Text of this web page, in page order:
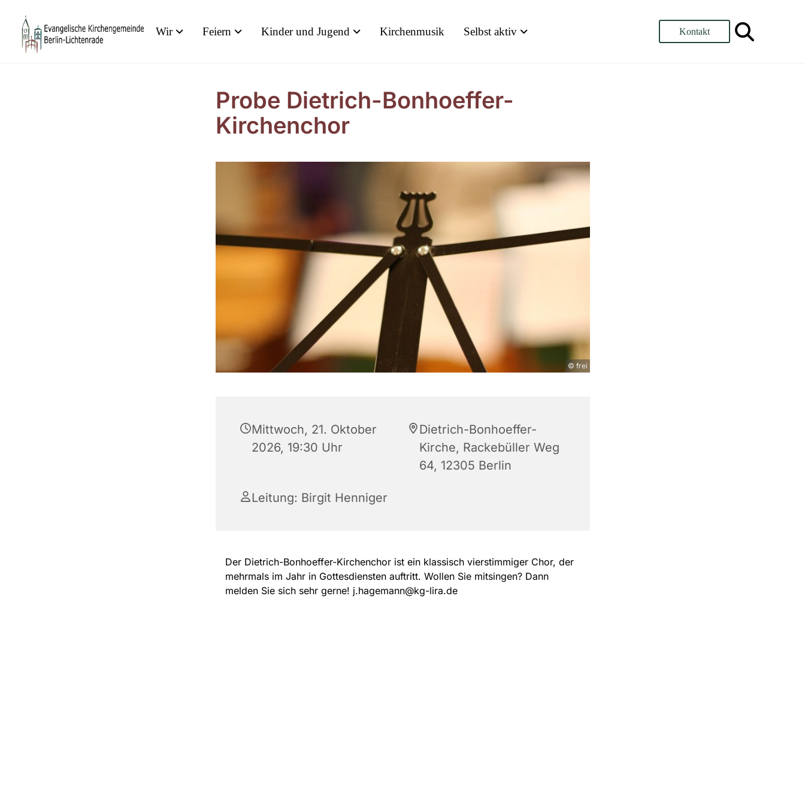
Wir Feiern Kinder und Jugend Kirchenmusik Selbst aktiv Kontakt
Probe Dietrich-Bonhoeffer-
Kirchenchor
© frei
Mittwoch, 21. Oktober
2026, 19:30 Uhr
Dietrich-Bonhoeffer-
Kirche, Rackebüller Weg
64, 12305 Berlin
Leitung: Birgit Henniger
Der Dietrich-Bonhoeffer-Kirchenchor ist ein klassisch vierstimmiger Chor, der
mehrmals im Jahr in Gottesdiensten auftritt. Wollen Sie mitsingen? Dann
melden Sie sich sehr gerne! j.hagemann@kg-lira.de